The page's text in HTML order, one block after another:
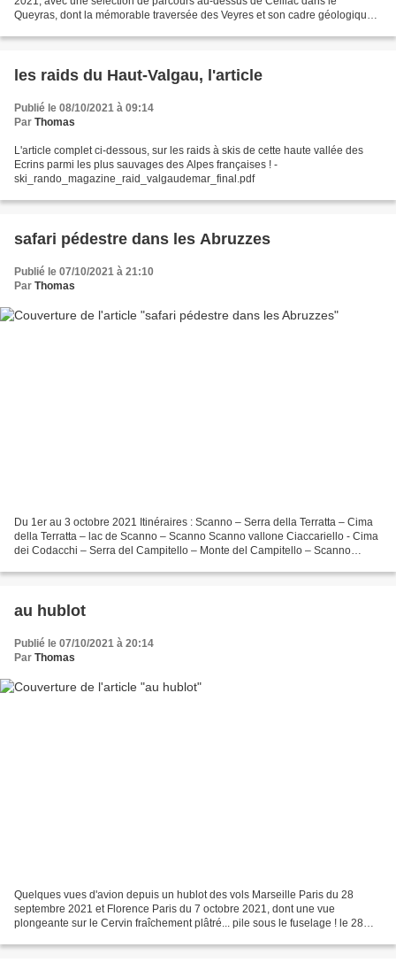
Queyras, dont la mémorable traversée des Veyres et son cadre géologique
les raids du Haut-Valgau, l'article
Publié le 08/10/2021 à 09:14
Par Thomas
L'article complet ci-dessous, sur les raids à skis de cette haute vallée des
Ecrins parmi les plus sauvages des Alpes françaises ! -
ski_rando_magazine_raid_valgaudemar_final.pdf
safari pédestre dans les Abruzzes
Publié le 07/10/2021 à 21:10
Par Thomas
Du 1er au 3 octobre 2021 Itinéraires : Scanno – Serra della Terratta – Cima
della Terratta – lac de Scanno – Scanno Scanno vallone Ciaccariello - Cima
dei Codacchi – Serra del Campitello – Monte del Campitello – Scanno
au hublot
Publié le 07/10/2021 à 20:14
Par Thomas
Quelques vues d'avion depuis un hublot des vols Marseille Paris du 28
septembre 2021 et Florence Paris du 7 octobre 2021, dont une vue
plongeante sur le Cervin fraîchement plâtré... pile sous le fuselage ! le 28